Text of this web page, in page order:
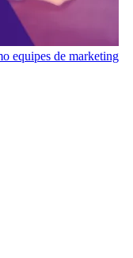
equipes de marketing